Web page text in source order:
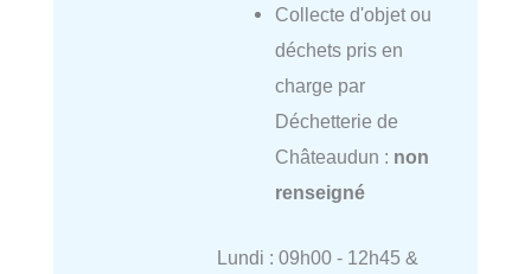
Collecte d'objet ou
déchets pris en
charge par
Déchetterie de
Châteaudun : non
renseigné
Lundi : 09h00 - 12h45 &